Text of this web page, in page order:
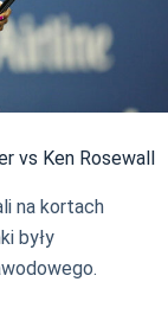
vs Ken Rosewall
na kortach
były